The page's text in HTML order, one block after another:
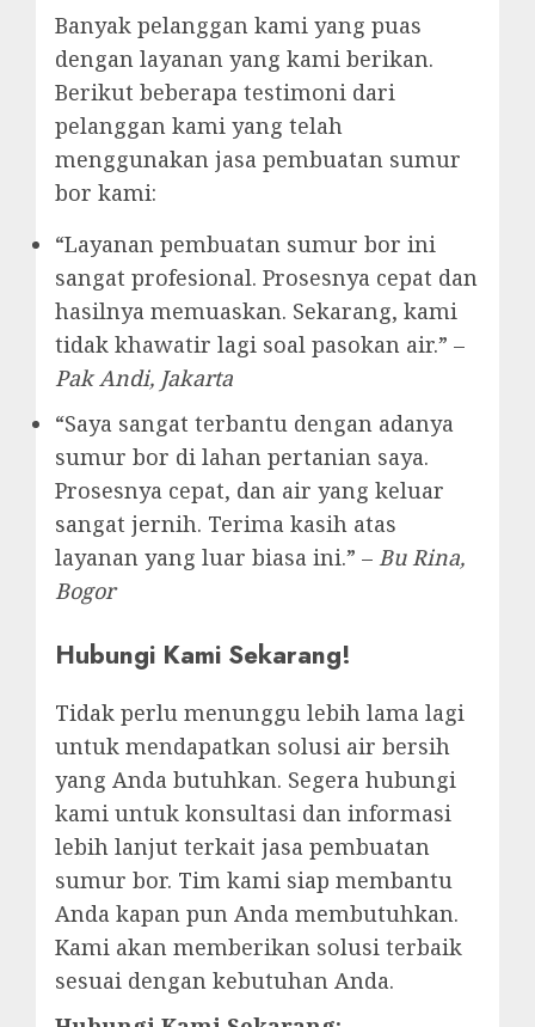
Banyak pelanggan kami yang puas
dengan layanan yang kami berikan.
Berikut beberapa testimoni dari
pelanggan kami yang telah
menggunakan jasa pembuatan sumur
bor kami:
“Layanan pembuatan sumur bor ini
sangat profesional. Prosesnya cepat dan
hasilnya memuaskan. Sekarang, kami
tidak khawatir lagi soal pasokan air.” –
Pak Andi, Jakarta
“Saya sangat terbantu dengan adanya
sumur bor di lahan pertanian saya.
Prosesnya cepat, dan air yang keluar
sangat jernih. Terima kasih atas
layanan yang luar biasa ini.” – Bu Rina,
Bogor
Hubungi Kami Sekarang!
Tidak perlu menunggu lebih lama lagi
untuk mendapatkan solusi air bersih
yang Anda butuhkan. Segera hubungi
kami untuk konsultasi dan informasi
lebih lanjut terkait jasa pembuatan
sumur bor. Tim kami siap membantu
Anda kapan pun Anda membutuhkan.
Kami akan memberikan solusi terbaik
sesuai dengan kebutuhan Anda.